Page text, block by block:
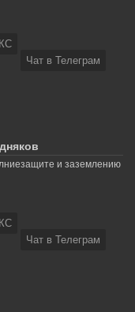
Чат в Телеграм
и заземлению
Чат в Телеграм